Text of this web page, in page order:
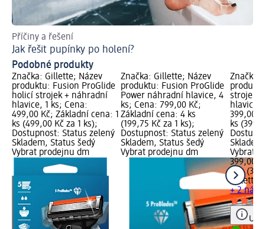
Příčiny a řešení
Jak řešit pupínky po holení?
Podobné produkty
Značka: Gillette; Název
produktu: Fusion ProGlide
holicí strojek + náhradní
hlavice, 1 ks; Cena:
499,00 Kč; Základní cena: 1
ks (499,00 Kč za 1 ks);
Dostupnost: Status zelený
Skladem, Status šedý
Vybrat prodejnu dm
Značka: Gillette; Název
produktu: Fusion ProGlide
Power náhradní hlavice, 4
ks; Cena: 799,00 Kč;
Základní cena: 4 ks
(199,75 Kč za 1 ks);
Dostupnost: Status zelený
Skladem, Status šedý
Vybrat prodejnu dm
Značka:
strojek
hlavice,
399,00
ks
Vybrat
399,00
1 ks
Gillette
+ 2